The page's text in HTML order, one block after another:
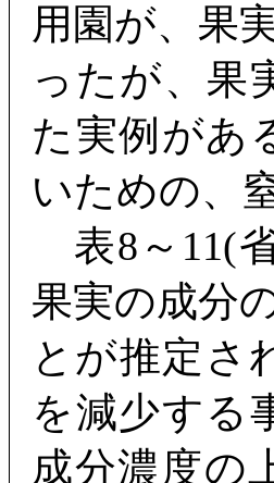
用園が、果
ったが、果
た実例があ
いための、
表8～11(
果実の成分
とが推定さ
を減少する
成分濃度の